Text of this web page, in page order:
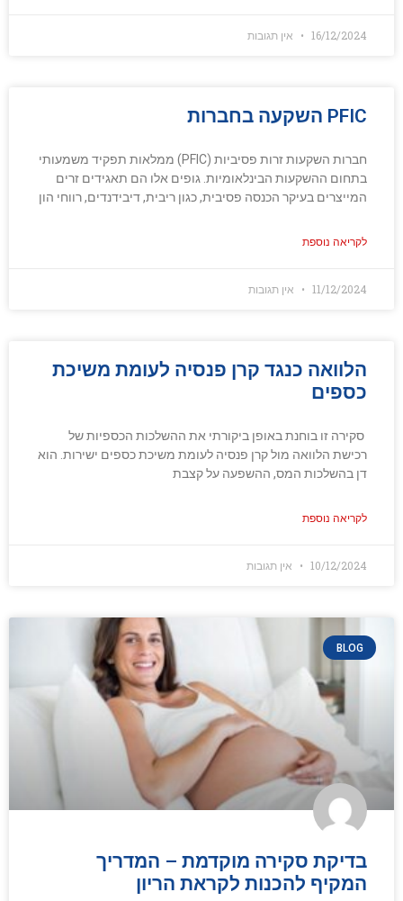
16/12/2024 אין תגובות
PFIC השקעה בחברות
חברות השקעות זרות פסיביות (PFIC) ממלאות תפקיד משמעותי
בתחום ההשקעות הבינלאומיות. גופים אלו הם תאגידים זרים
המייצרים בעיקר הכנסה פסיבית, כגון ריבית, דיבידנדים, רווחי הון
לקריאה נוספת
11/12/2024 אין תגובות
הלוואה כנגד קרן פנסיה לעומת משיכת
כספים
סקירה זו בוחנת באופן ביקורתי את ההשלכות הכספיות של
רכישת הלוואה מול קרן פנסיה לעומת משיכת כספים ישירות. הוא
דן בהשלכות המס, ההשפעה על קצבת
לקריאה נוספת
10/12/2024 אין תגובות
BLOG
בדיקת סקירה מוקדמת – המדריך
המקיף להכנות לקראת הריון